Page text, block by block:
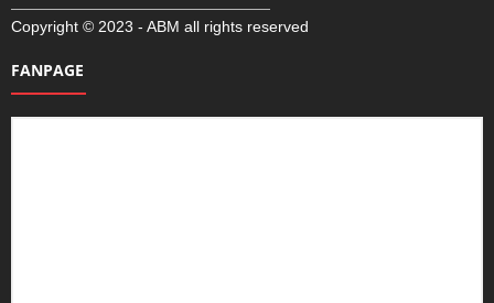
Copyright © 2023 - ABM all rights reserved
FANPAGE